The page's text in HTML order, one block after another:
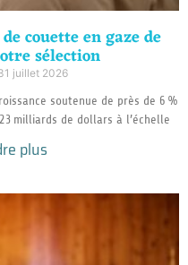
couette en gaze de
sélection
juillet 2026
soutenue de près de 6 %
milliards de dollars à l’échelle
plus